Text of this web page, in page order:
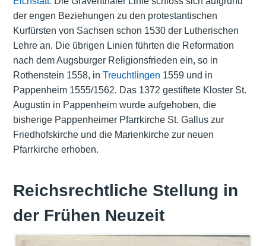
der engen Beziehungen zu den protestantischen
Kurfürsten von Sachsen schon 1530 der Lutherischen
Lehre an. Die übrigen Linien führten die Reformation
nach dem Augsburger Religionsfrieden ein, so in
Rothenstein 1558, in Treuchtlingen 1559 und in
Pappenheim 1555/1562. Das 1372 gestiftete Kloster St.
Augustin in Pappenheim wurde aufgehoben, die
bisherige Pappenheimer Pfarrkirche St. Gallus zur
Friedhofskirche und die Marienkirche zur neuen
Pfarrkirche erhoben.
Reichsrechtliche Stellung in
der Frühen Neuzeit